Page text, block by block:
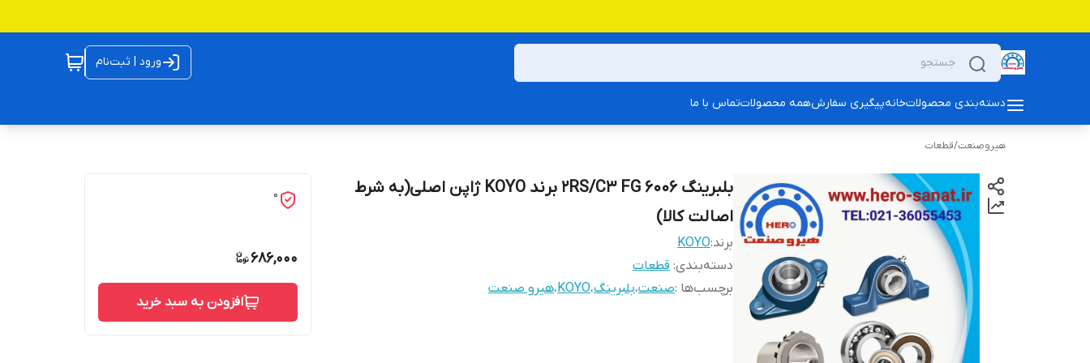
ورود | ثبت‌نام
دسته‌بندی محصولاتخانهپیگیری سفارشهمه محصولاتتماس با ما
هیروصنعت/قطعات
بلبرینگ 2RS/C3 FG 6006 برند KOYO ژاپن اصلی(به شرط
اصالت کالا)
برند:KOYO
دسته‌بندی: قطعات
برچسب‌ها :صنعت،بلبرینگ،KOYO،هیرو صنعت
0
686,000
افزودن به سبد خرید